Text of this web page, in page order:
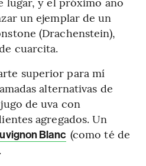
un ejemplar de un
(Drachenstein),
cuarcita.
superior para mí
alternativas de
de uva con
agregados. Un
Blanc (como té de